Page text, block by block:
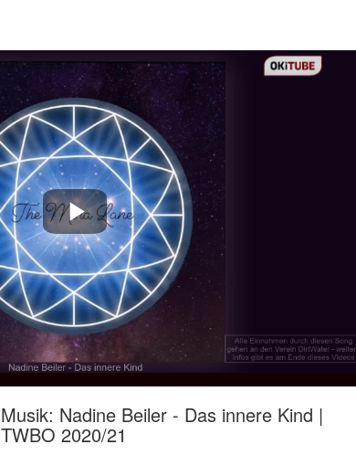
Play
Video
Musik: Nadine Beiler - Das innere Kind |
TWBO 2020/21